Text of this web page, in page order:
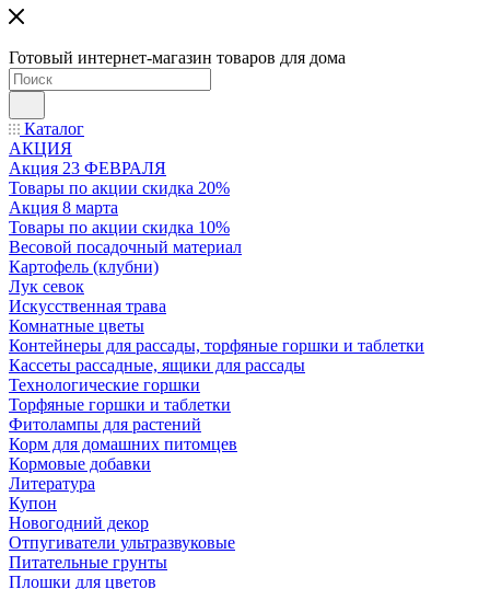
Готовый интернет-магазин товаров для дома
Каталог
АКЦИЯ
Акция 23 ФЕВРАЛЯ
Товары по акции скидка 20%
Акция 8 марта
Товары по акции скидка 10%
Весовой посадочный материал
Картофель (клубни)
Лук севок
Искусственная трава
Комнатные цветы
Контейнеры для рассады, торфяные горшки и таблетки
Кассеты рассадные, ящики для рассады
Технологические горшки
Торфяные горшки и таблетки
Фитолампы для растений
Корм для домашних питомцев
Кормовые добавки
Литература
Купон
Новогодний декор
Отпугиватели ультразвуковые
Питательные грунты
Плошки для цветов